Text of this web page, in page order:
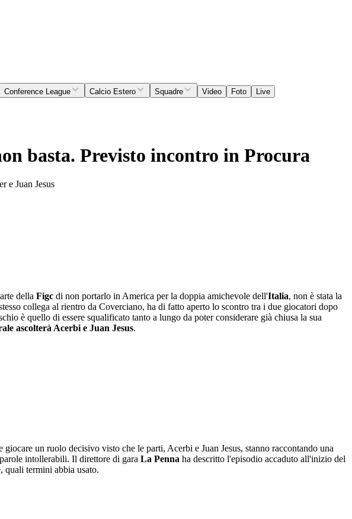
Conference League Calcio Estero Squadre Video Foto
Live
basta. Previsto incontro in Procura
e Juan Jesus
della Figc di non portarlo in America per la doppia amichevole dell'Italia, non è stata la
collega al rientro da Coverciano, ha di fatto aperto lo scontro tra i due giocatori dopo
è quello di essere squalificato tanto a lungo da poter considerare già chiusa la sua
ascolterà Acerbi e Juan Jesus.
un ruolo decisivo visto che le parti, Acerbi e Juan Jesus, stanno raccontando una
intollerabili. Il direttore di gara La Penna ha descritto l'episodio accaduto all'inizio del
quali termini abbia usato.